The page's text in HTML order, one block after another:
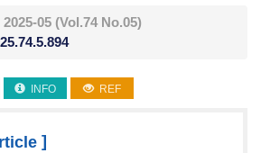
2025-05 (Vol.74 No.05)
INFO REF
]